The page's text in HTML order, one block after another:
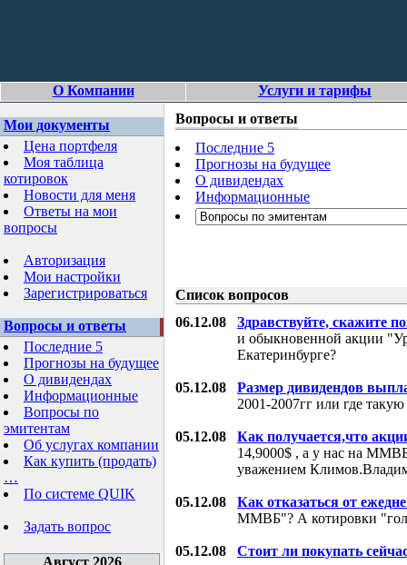
О Компании Услуги и тарифы
Мои документы
Цена портфеля
Моя таблица
котировок
Новости для меня
Ответы на мои
вопросы
Авторизация
Мои настройки
Зарегистрироваться
Вопросы и ответы
Последние 5
Прогнозы на будущее
О дивидендах
Информационные
Вопросы по
эмитентам
Об услугах компании
Как купить (продать)
…
По системе QUIK
Задать вопрос
Август 2026
Вопросы и ответы
Последние 5
Прогнозы на будущее
О дивидендах
Информационные
Список вопросов
06.12.08 Здравствуйте, скажите
и обыкновенной акции
Екатеринбурге?
05.12.08
Размер дивидендов
2001-2007гг или где
05.12.08
Как получается,что
14,9000$ , а у нас на
уважением
05.12.08
Как отказаться от
ММВБ"? А котировки
05.12.08 Стоит ли покупать